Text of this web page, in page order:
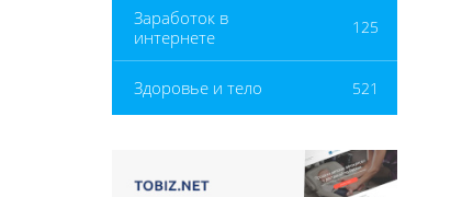
Заработок в
интернете
125
Здоровье и тело 521